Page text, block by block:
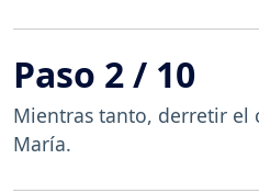
Paso 2 / 10
Mientras tanto, derretir el
María.